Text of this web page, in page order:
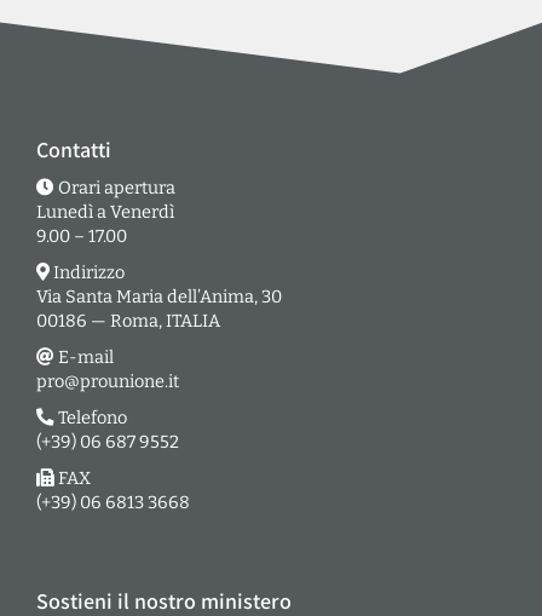
Contatti
Orari apertura
Lunedì a Venerdì
9.00 – 17.00
Indirizzo
Via Santa Maria dell’Anima, 30
00186 — Roma, ITALIA
E-mail
pro@prounione.it
Telefono
(+39) 06 687 9552
FAX
(+39) 06 6813 3668
Sostieni il nostro ministero